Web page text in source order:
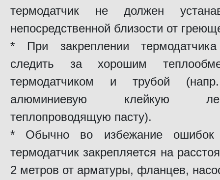
термодатчик не должен
непосредственной близости от
* При закреплении
следить за хорошим
термодатчиком и трубой
алюминиевую клейкую
теплопроводящую пасту).
* Обычно во избежание ошибок
термодатчик закрепляется на
2 метров от арматуры, фланцев,